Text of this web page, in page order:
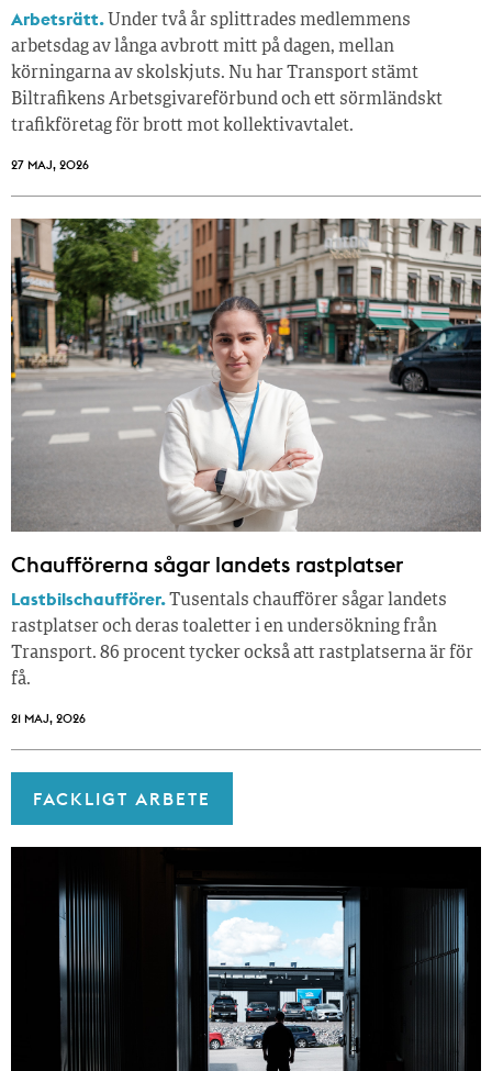
Arbetsrätt. Under två år splittrades medlemmens
arbetsdag av långa avbrott mitt på dagen, mellan
körningarna av skolskjuts. Nu har Transport stämt
Biltrafikens Arbetsgivareförbund och ett sörmländskt
trafikföretag för brott mot kollektivavtalet.
27 MAJ, 2026
Chaufförerna sågar landets rastplatser
Lastbilschaufförer.Tusentals chaufförer sågar landets
rastplatser och deras toaletter i en undersökning från
Transport. 86 procent tycker också att rastplatserna är för
få.
21 MAJ, 2026
FACKLIGT ARBETE